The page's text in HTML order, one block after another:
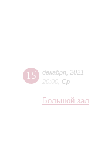
15 декабря 2021
20:00 Ср
Большой зал